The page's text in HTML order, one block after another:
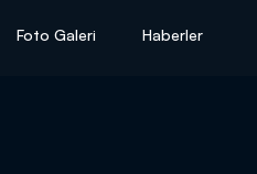
Foto Galeri Haberler